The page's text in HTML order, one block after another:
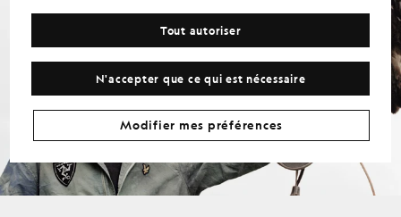
N'accepter que ce qui est nécessaire
Tout autoriser
Modifier mes préférences